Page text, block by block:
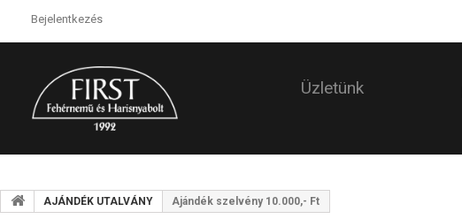
Bejelentkezés
Üzletünk
AJÁNDÉK UTALVÁNY Ajándék szelvény 10.000,- Ft